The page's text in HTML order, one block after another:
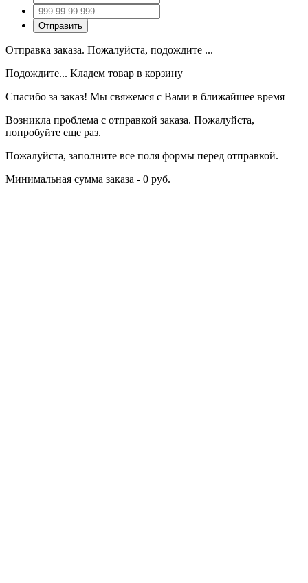
Отправка заказа. Пожалуйста, подождите ...
Подождите... Кладем товар в корзину
Спасибо за заказ! Мы свяжемся с Вами в ближайшее время
Возникла проблема с отправкой заказа. Пожалуйста,
попробуйте еще раз.
Пожалуйста, заполните все поля формы перед отправкой.
Минимальная сумма заказа - 0 руб.